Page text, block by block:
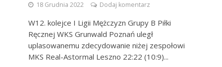
18 Grudnia 2022 Dodaj komentarz
W12. kolejce I Ligii Mężczyzn Grupy B Piłki
Ręcznej WKS Grunwald Poznań uległ
uplasowanemu zdecydowanie niżej zespołowi
MKS Real-Astormal Leszno 22:22 (10:9)...